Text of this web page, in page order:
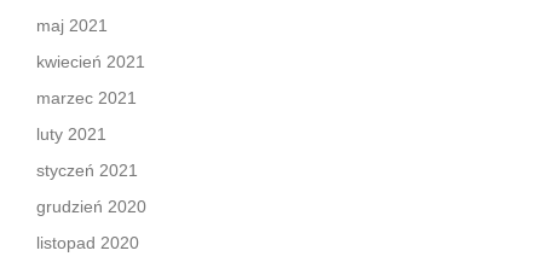
maj 2021
kwiecień 2021
marzec 2021
luty 2021
styczeń 2021
grudzień 2020
listopad 2020